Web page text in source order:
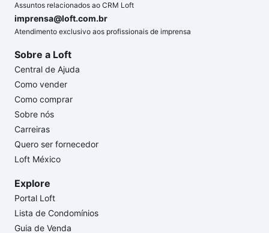
Assuntos relacionados ao CRM Loft
imprensa@loft.com.br
Atendimento exclusivo aos profissionais de imprensa
Sobre a Loft
Central de Ajuda
Como vender
Como comprar
Sobre nós
Carreiras
Quero ser fornecedor
Loft México
Explore
Portal Loft
Lista de Condomínios
Guia de Venda